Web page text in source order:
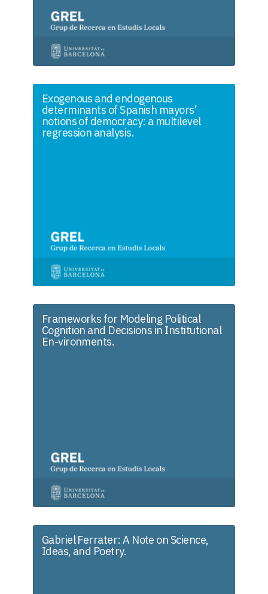
Exogenous and endogenous
determinants of Spanish mayors’
notions of democracy: a multilevel
regression analysis.
Frameworks for Modeling Political
Cognition and Decisions in Institutional
En-vironments.
Gabriel Ferrater: A Note on Science,
Ideas, and Poetry.